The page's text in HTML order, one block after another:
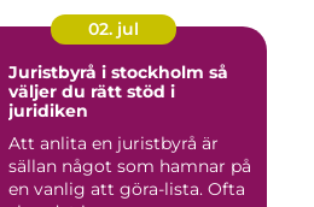
02. jul
Juristbyrå i stockholm så
väljer du rätt stöd i
juridiken
Att anlita en juristbyrå är
sällan något som hamnar på
en vanlig att göra-lista. Ofta